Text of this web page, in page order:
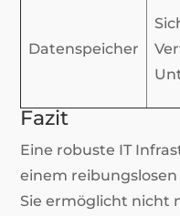
Datenspeicher
Fazit
Eine robuste IT
einem
Sie ermöglicht nicht